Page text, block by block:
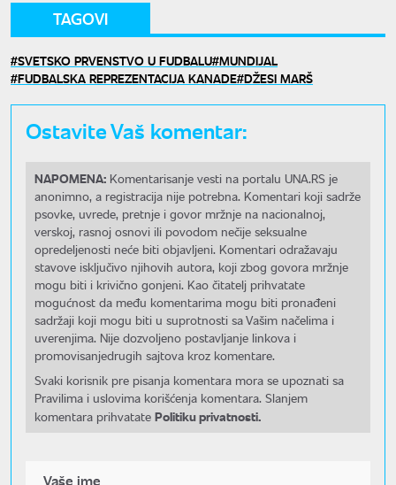
TAGOVI
SVETSKO PRVENSTVO U FUDBALU MUNDIJAL
FUDBALSKA REPREZENTACIJA KANADE DŽESI MARŠ
Ostavite Vaš komentar:
NAPOMENA: Komentarisanje vesti na portalu UNA.RS je
anonimno, a registracija nije potrebna. Komentari koji sadrže
psovke, uvrede, pretnje i govor mržnje na nacionalnoj,
verskoj, rasnoj osnovi ili povodom nečije seksualne
opredeljenosti neće biti objavljeni. Komentari odražavaju
stavove isključivo njihovih autora, koji zbog govora mržnje
mogu biti i krivično gonjeni. Kao čitatelj prihvatate
mogućnost da među komentarima mogu biti pronađeni
sadržaji koji mogu biti u suprotnosti sa Vašim načelima i
uverenjima. Nije dozvoljeno postavljanje linkova i
promovisanjedrugih sajtova kroz komentare.
Svaki korisnik pre pisanja komentara mora se upoznati sa
Pravilima i uslovima korišćenja komentara. Slanjem
komentara prihvatate Politiku privatnosti.